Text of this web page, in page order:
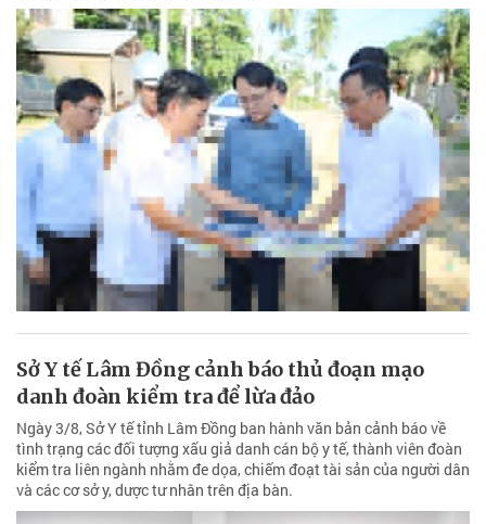
Sở Y tế Lâm Đồng cảnh báo thủ đoạn mạo
danh đoàn kiểm tra để lừa đảo
Ngày 3/8, Sở Y tế tỉnh Lâm Đồng ban hành văn bản cảnh báo về
tình trạng các đối tượng xấu giả danh cán bộ y tế, thành viên đoàn
kiểm tra liên ngành nhằm đe dọa, chiếm đoạt tài sản của người dân
và các cơ sở y, dược tư nhân trên địa bàn.